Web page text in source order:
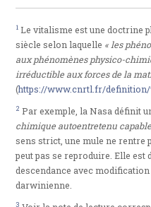
1 Le vitalisme est une doctrine
siècle selon laquelle « les
aux phénomènes physico-
irréductible aux forces de la
(https://www.cnrtl.fr/definition/
2 Par exemple, la Nasa définit
chimique autoentretenu
sens strict, une mule ne rentre
peut pas se reproduire. Elle est
descendance avec
darwinienne.
3